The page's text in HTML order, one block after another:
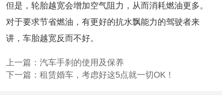
但是，轮胎越宽会增加空气阻力，从而消耗燃油更多。
对于要求节省燃油，有更好的抗水飘能力的驾驶者来
讲，车胎越宽反而不好。
上一篇： 汽车手刹的使用及保养
下一篇： 租赁婚车，考虑好这5点就一切OK！